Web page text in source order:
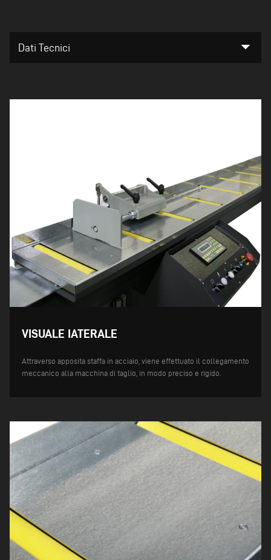
Dati Tecnici arrow_drop_down
VISUALE IATERALE
Attraverso apposita staffa in acciaio, viene effettuato il collegamento
meccanico alla macchina di taglio, in modo preciso e rigido.